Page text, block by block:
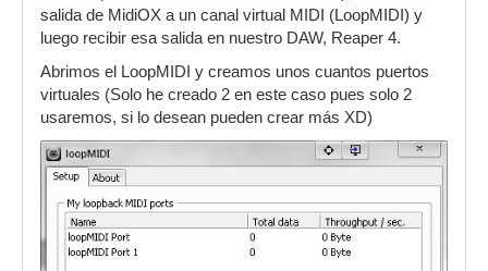
salida de MidiOX a un canal virtual MIDI (LoopMIDI) y
luego recibir esa salida en nuestro DAW, Reaper 4.
Abrimos el LoopMIDI y creamos unos cuantos puertos
virtuales (Solo he creado 2 en este caso pues solo 2
usaremos, si lo desean pueden crear más XD)